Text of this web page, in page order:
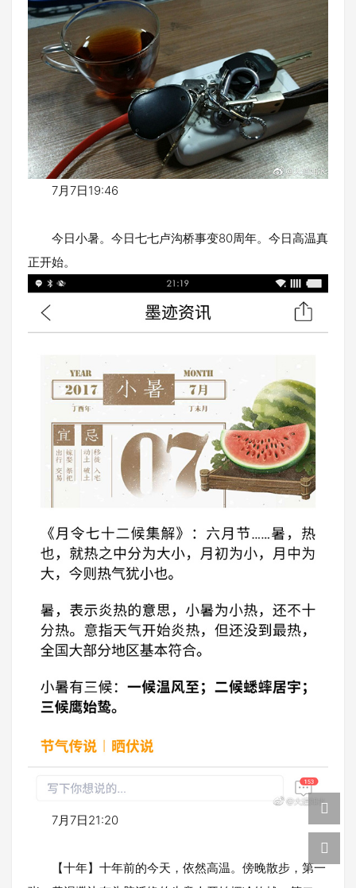
7月7日19:46
今日小暑。今日七七卢沟桥事变80周年。今日高温真
正开始。
7月7日21:20
【十年】十年前的今天，依然高温。傍晚散步，第一